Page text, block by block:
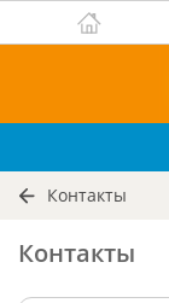
Контакты
Контакты